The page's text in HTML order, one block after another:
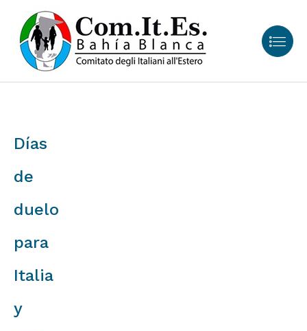
Días
de
duelo
para
Italia
y